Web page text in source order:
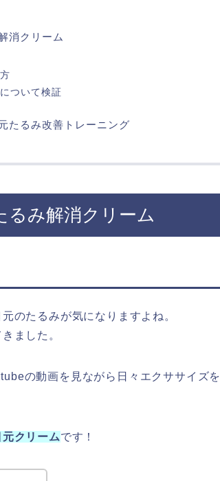
消クリーム
ついて検証
たるみ改善トレーニング
るみ解消クリーム
元のたるみが気になりますよね。
ました。
の動画を見ながら日々エクササイズを
元クリームです！